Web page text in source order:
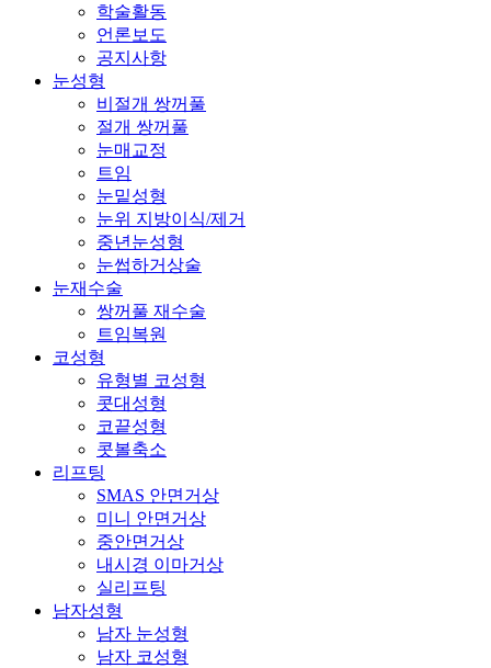
학술활동
언론보도
공지사항
눈성형
비절개 쌍꺼풀
절개 쌍꺼풀
눈매교정
트임
눈밑성형
눈위 지방이식/제거
중년눈성형
눈썹하거상술
눈재수술
쌍꺼풀 재수술
트임복원
코성형
유형별 코성형
콧대성형
코끝성형
콧볼축소
리프팅
SMAS 안면거상
미니 안면거상
중안면거상
내시경 이마거상
실리프팅
남자성형
남자 눈성형
남자 코성형